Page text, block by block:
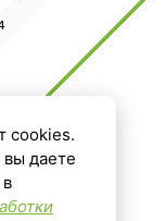
cookies.
вы даете